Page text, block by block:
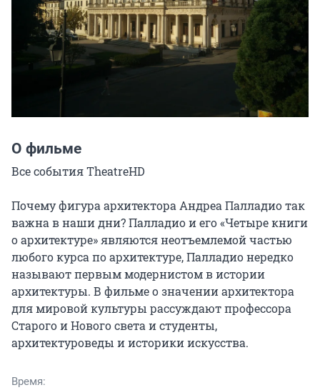
О фильме
Все события TheatreHD
Почему фигура архитектора Андреа Палладио так
важна в наши дни? Палладио и его «Четыре книги
о архитектуре» являются неотъемлемой частью
любого курса по архитектуре, Палладио нередко
называют первым модернистом в истории
архитектуры. В фильме о значении архитектора
для мировой культуры рассуждают профессора
Старого и Нового света и студенты,
архитектуроведы и историки искусства.
Время: